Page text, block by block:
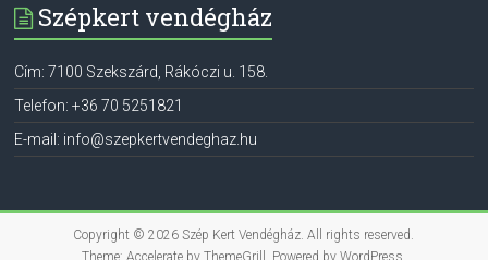
Szépkert vendégház
Cím: 7100 Szekszárd Rákóczi u. 158.
Telefon:+36 70 5251821
E-mail: info@szepkertvendeghaz.hu
Copyright © 2026Szép Kert Vendégház. All rights reserved.
Theme: Accelerateby ThemeGrill. Powered by WordPress